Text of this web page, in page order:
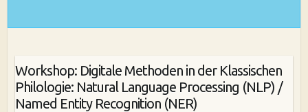
Workshop: Digitale Methoden in der Klassischen
Philologie: Natural Language Processing (NLP) /
Named Entity Recognition (NER)